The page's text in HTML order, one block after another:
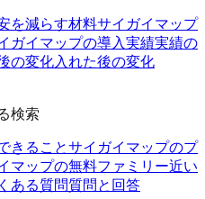
を減らす材料サイガイマップ
ガイマップの導入実績実績の
の変化入れた後の変化
検索
きることサイガイマップのプ
マップの無料ファミリー近い
ある質問質問と回答